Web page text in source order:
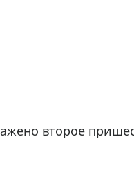
второе